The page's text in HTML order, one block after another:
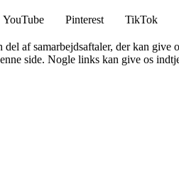
YouTube Pinterest TikTok
af samarbejdsaftaler, der kan give
side. Nogle links kan give os